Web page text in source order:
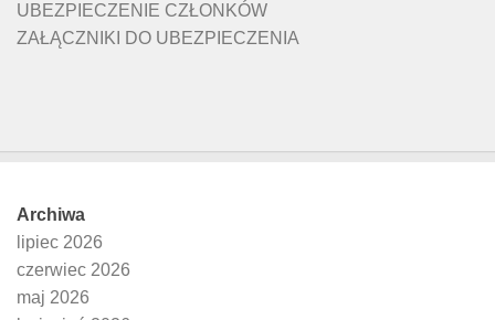
UBEZPIECZENIE CZŁONKÓW
ZAŁĄCZNIKI DO UBEZPIECZENIA
Archiwa
lipiec 2026
czerwiec 2026
maj 2026